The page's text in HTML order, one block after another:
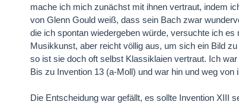
mache ich mich zunächst mit ihnen vertraut, indem
von Glenn Gould weiß, dass sein Bach zwar
die ich spontan wiedergeben würde, versuchte ich
Musikkunst, aber reicht völlig aus, um sich ein Bild
so ist sie doch oft selbst Klassiklaien vertraut. Ich
Bis zu Invention 13 (a-Moll) und war hin und weg
Die Entscheidung war gefällt, es sollte Invention XIII